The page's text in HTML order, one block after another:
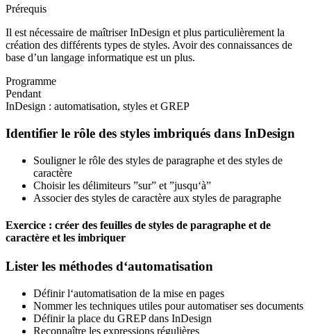
Prérequis
Il est nécessaire de maîtriser InDesign et plus particulièrement la
création des différents types de styles. Avoir des connaissances de
base d’un langage informatique est un plus.
Programme
Pendant
InDesign : automatisation, styles et GREP
Identifier le rôle des styles imbriqués dans InDesign
Souligner le rôle des styles de paragraphe et des styles de
caractère
Choisir les délimiteurs ”sur” et ”jusqu‘à”
Associer des styles de caractère aux styles de paragraphe
Exercice : créer des feuilles de styles de paragraphe et de
caractère et les imbriquer
Lister les méthodes d‘automatisation
Définir l‘automatisation de la mise en pages
Nommer les techniques utiles pour automatiser ses documents
Définir la place du GREP dans InDesign
Reconnaître les expressions régulières